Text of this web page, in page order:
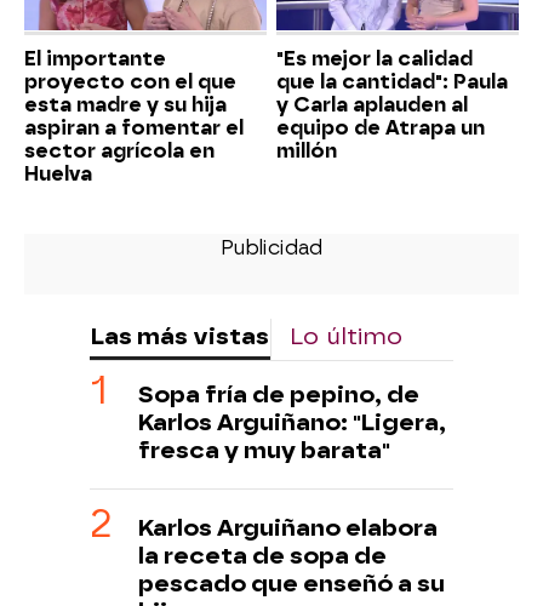
El importante
proyecto con el que
esta madre y su hija
aspiran a fomentar el
sector agrícola en
Huelva
"Es mejor la calidad
que la cantidad": Paula
y Carla aplauden al
equipo de Atrapa un
millón
Las más vistas Lo último
Sopa fría de pepino, de
Karlos Arguiñano: "Ligera,
fresca y muy barata"
Karlos Arguiñano elabora
la receta de sopa de
pescado que enseñó a su